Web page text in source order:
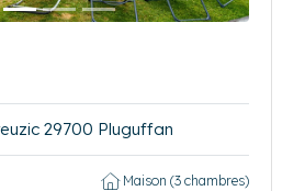
29700 Pluguffan
Maison (3 chambres)